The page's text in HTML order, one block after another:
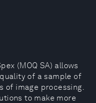
(MOQ SA) allows
of a sample of
of image processing.
to make more